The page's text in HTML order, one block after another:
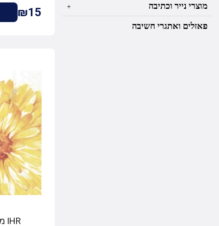
מוצרי נייר וכתיבה
+
פאזלים ואתגרי חשיבה
₪15
IHR מפיות שולחן RICA